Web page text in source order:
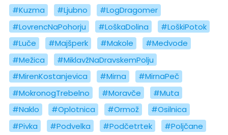
#Kuzma
#Ljubno
#LogDragomer
#LovrencNaPohorju
#LoškaDolina
#LoškiPotok
#Luče
#Majšperk #Makole
#Medvode
#Mežica
#MiklavžNaDravskemPolju
#MirenKostanjevica
#Mirna
#MirnaPeč
#MokronogTrebelno
#Moravče
#Muta
#Naklo
#Oplotnica #Ormož
#Osilnica
#Pivka
#Podvelka #Podčetrtek
#Poljčane